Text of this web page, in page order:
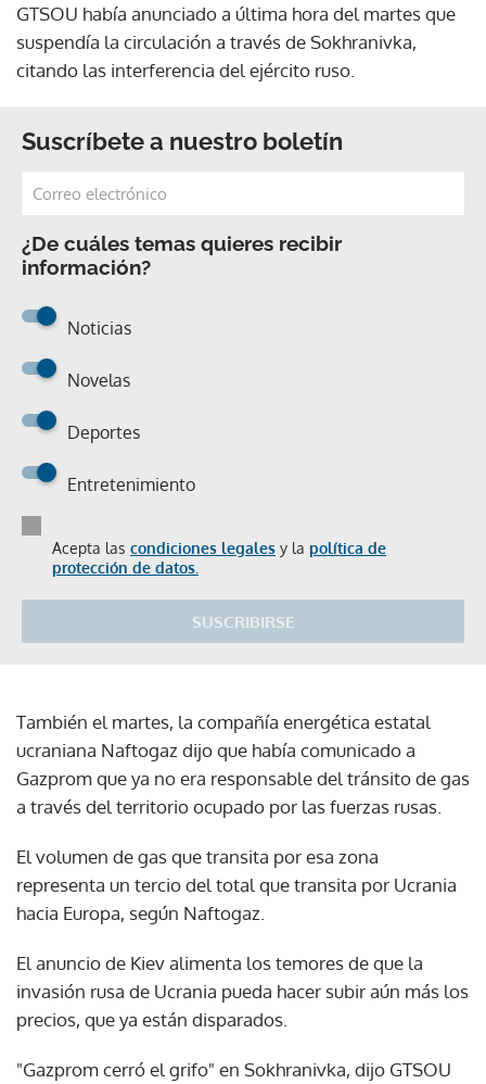
GTSOU había anunciado a última hora del martes que
suspendía la circulación a través de Sokhranivka,
citando las interferencia del ejército ruso.
Suscríbete a nuestro boletín
¿De cuáles temas quieres recibir
información?
Noticias
Novelas
Deportes
Entretenimiento
Acepta las condiciones legales y la política de
protección de datos.
SUSCRIBIRSE
También el martes, la compañía energética estatal
ucraniana Naftogaz dijo que había comunicado a
Gazprom que ya no era responsable del tránsito de gas
a través del territorio ocupado por las fuerzas rusas.
El volumen de gas que transita por esa zona
representa un tercio del total que transita por Ucrania
hacia Europa, según Naftogaz.
El anuncio de Kiev alimenta los temores de que la
invasión rusa de Ucrania pueda hacer subir aún más los
precios, que ya están disparados.
"Gazprom cerró el grifo" en Sokhranivka, dijo GTSOU